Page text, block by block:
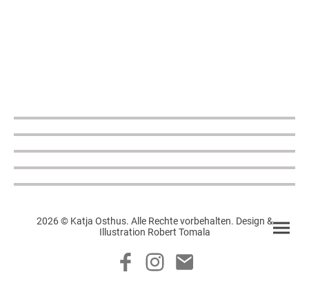
2026 © Katja Osthus. Alle Rechte vorbehalten. Design &
Illustration Robert Tomala